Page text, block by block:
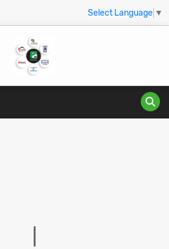
Select Language ▼